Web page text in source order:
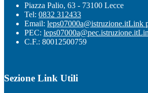
Piazza Palio, 63 - 73100 Lecce
Tel: 0832 312433
Email: leps07000a@istruzione.itLink
PEC: leps07000a@pec.istruzione.it
C.F.: 80012500759
Sezione Link Utili